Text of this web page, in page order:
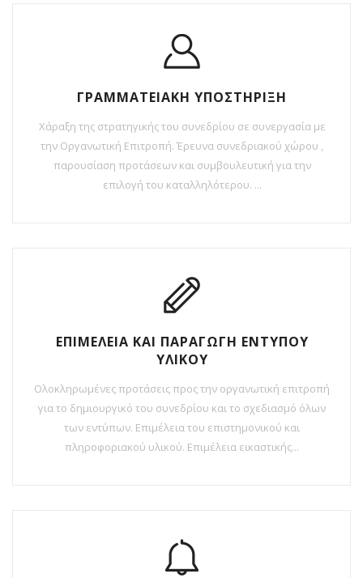
ΓΡΑΜΜΑΤΕΙΑΚΗ ΥΠΟΣΤΗΡΙΞΗ
Χάραξη της στρατηγικής του συνεδρίου σε συνεργασία με
την Οργανωτική Επιτροπή. Έρευνα συνεδριακού χώρου ,
παρουσίαση προτάσεων και συμβουλευτική για την
επιλογή του καταλληλότερου. ...
ΕΠΙΜΕΛΕΙΑ ΚΑΙ ΠΑΡΑΓΩΓΗ ΕΝΤΥΠΟΥ
ΥΛΙΚΟΥ
Ολοκληρωμένες προτάσεις προς την οργανωτική επιτροπή
για το δημιουργικό του συνεδρίου και το σχεδιασμό όλων
των εντύπων. Επιμέλεια του επιστημονικού και
πληροφοριακού υλικού. Επιμέλεια εικαστικής...